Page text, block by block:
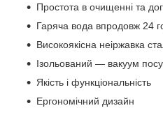
Простота в очищенні та
Гаряча вода впродовж 24
Високоякісна неіржавка
Ізольований — вакуум
Якість і функціональність
Ергономічний дизайн